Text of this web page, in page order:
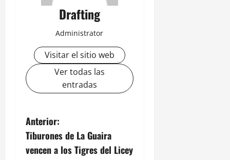
Drafting
Administrator
Visitar el sitio web
Ver todas las
entradas
N
a
Anterior:
Tiburones de La Guaira
vencen a los Tigres del Licey